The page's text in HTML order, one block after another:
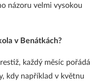
názoru velmi vysokou
v Benátkách?
každý měsíc pořádá
kdy například v květnu